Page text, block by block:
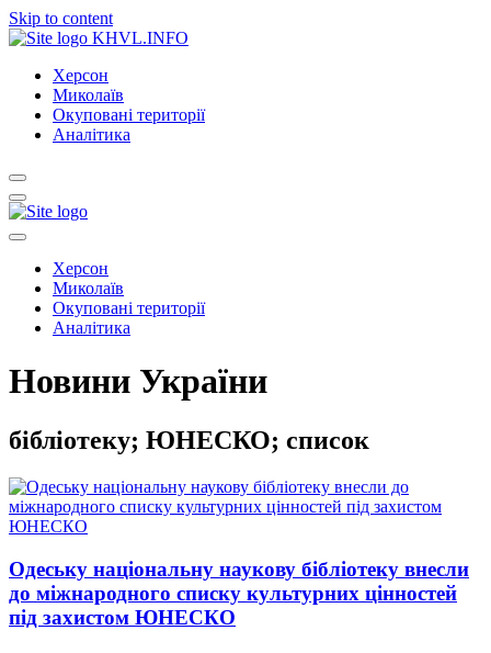
Skip to content
KHVL.INFO
Херсон
Миколаїв
Окуповані території
Аналітика
Херсон
Миколаїв
Окуповані території
Аналітика
Новини України
бібліотеку; ЮНЕСКО; список
Одеську національну наукову бібліотеку внесли
до міжнародного списку культурних цінностей
під захистом ЮНЕСКО